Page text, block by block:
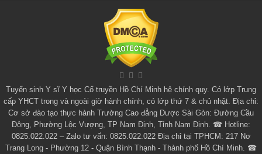
Tuyển sinh Y sĩ Y học Cổ truyền Hồ Chí Minh hệ chính quy. Có lớp Trung
cấp YHCT trong và ngoài giờ hành chính, có lớp thứ 7 & chủ nhật. Địa chỉ:
Cơ sở đào tạo thực hành Trường Cao đẳng Dược Sài Gòn: Đường Cầu
Đông, Phường Lộc Vượng, TP Nam Định, Tỉnh Nam Định. ☎ Hotline:
0825.022.022 – Zalo tư vấn: 0825.022.022 Địa chỉ tại TPHCM: 217 Nơ
Trang Long - Phường 12 - Quận Bình Thạnh - Thành phố Hồ Chí Minh. ☎